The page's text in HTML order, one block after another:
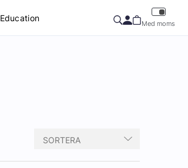
Education
Med moms
SORTERA